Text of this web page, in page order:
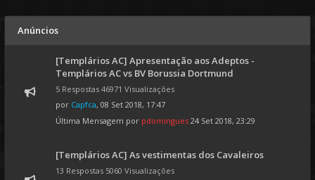
Anúncios
[Templários AC] Apresentação aos Adeptos -
Templários AC vs BV Borussia Dortmund
5 Respostas 46971 Visualizações
por Capfca, 08 Set 2018, 17:47
Última Mensagem por pdomingues 24 Set 2018, 23:29
[Templários AC] As vestimentas dos Cavaleiros
13 Respostas 5060 Visualizações